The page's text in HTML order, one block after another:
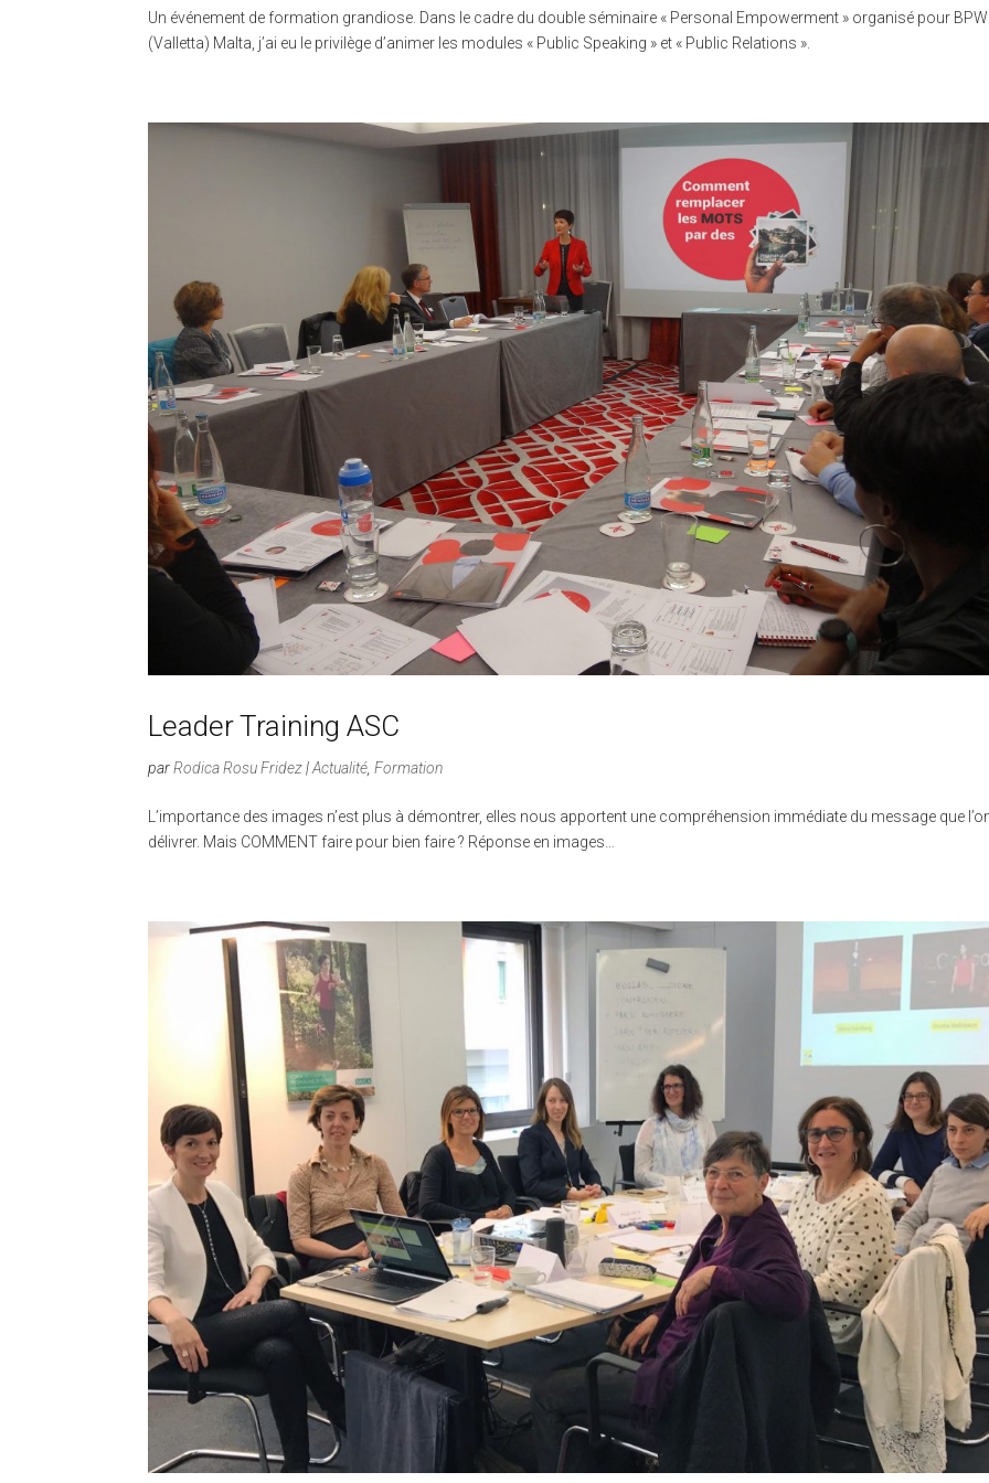
Un événement de formation grandiose. Dans le cadre du double séminaire « Personal Empowerment » organisé pour BPW
(Valletta) Malta, j’ai eu le privilège d’animer les modules « Public Speaking » et « Public Relations ».
Leader Training ASC
parRodica Rosu Fridez|Actualité ,Formation
L’importance des images n’est plus à démontrer, elles nous apportent une compréhension immédiate du message que
délivrer. Mais COMMENT faire pour bien faire ? Réponse en images…